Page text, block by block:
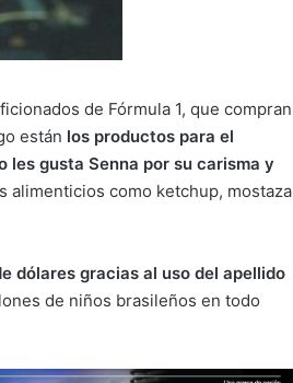
de Fórmula 1, que compran
están los productos para el
les gusta Senna por su carisma y
alimenticios como ketchup, mostaza
dólares gracias al uso del apellido
de niños brasileños en todo